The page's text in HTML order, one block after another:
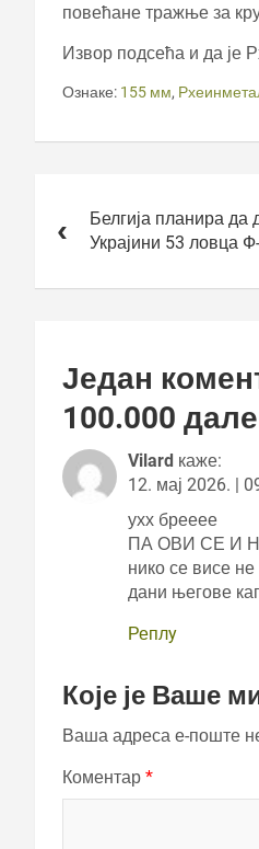
повећане тражње за
Извор подсећа и да је
Ознаке: 155 мм,
чланкаБелгија планира да
Украјини 53 ловца
Један
100.000
Vilard каже:
12. мај 2026. |
ухх брееее
ПА ОВИ СЕ И
нико се висе
дани његове
Реплy
Које је Ваше
Ваша адреса е-поште
Коментар *